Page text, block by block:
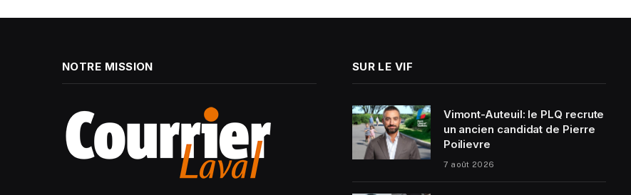
NOTRE MISSION SUR LE VIF
Vimont-Auteuil: le PLQ recrute
un ancien candidat de Pierre
Poilievre
7 août 2026